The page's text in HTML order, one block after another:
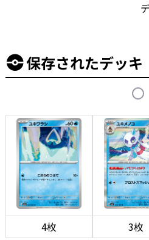
保存されたデッキ
4枚 3枚